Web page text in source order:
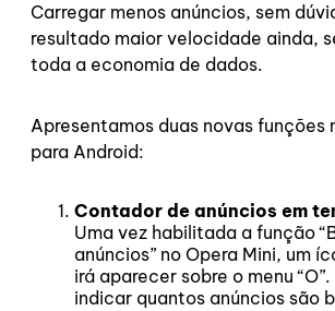
Carregar menos anúncios, sem
resultado maior velocidade ainda,
toda a economia de dados.
Apresentamos duas novas funções
para Android:
Contador de anúncios em
Uma vez habilitada a função
anúncios” no Opera Mini, um
irá aparecer sobre o menu
indicar quantos anúncios são